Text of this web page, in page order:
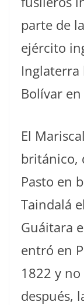
parte de
ejército
Inglaterra
Bolívar
El
británico,
Pasto en
Taindalá
Guáitara
entró en
1822 y
después,